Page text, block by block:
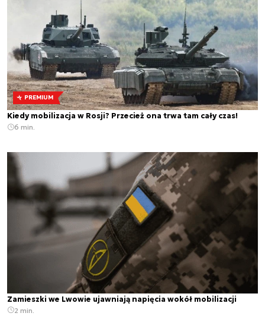
PREMIUM
Kiedy mobilizacja w Rosji? Przecież ona trwa tam cały czas!
6 min.
Zamieszki we Lwowie ujawniają napięcia wokół mobilizacji
2 min.